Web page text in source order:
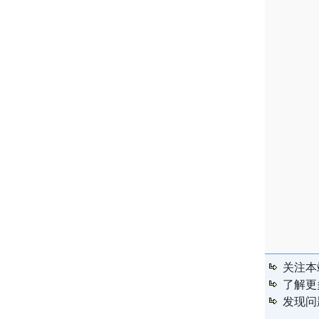
关注
了解
发现